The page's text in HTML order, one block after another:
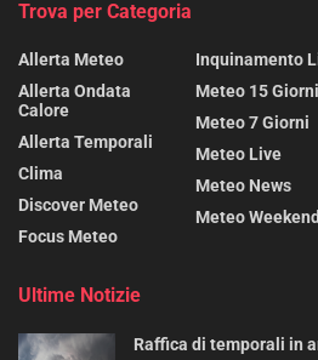
Trova per Categoria
Allerta Meteo
Allerta Ondata
Calore
Allerta Temporali
Clima
Discover Meteo
Focus Meteo
Inquinamento
Meteo 15 Giorni
Meteo 7 Giorni
Meteo Live
Meteo News
Meteo Weekend
Ultime Notizie
Raffica di temporali in